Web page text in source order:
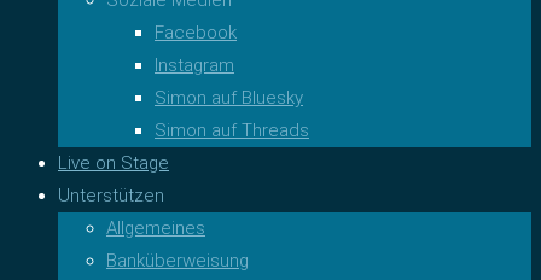
Facebook
Instagram
Simon auf Bluesky
Simon auf Threads
Live on Stage
Unterstützen
Allgemeines
Banküberweisung